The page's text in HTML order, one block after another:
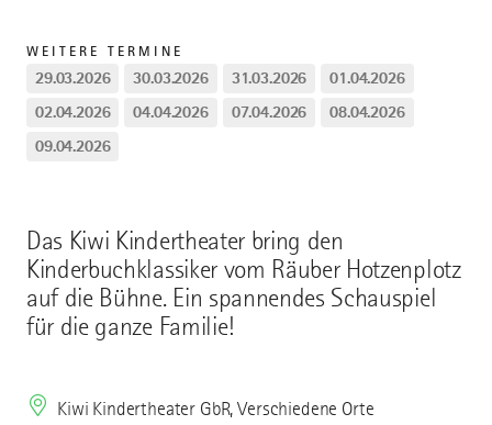
Das Kiwi Kindertheater bring den
Kinderbuchklassiker vom Räuber Hotzenplotz
auf die Bühne. Ein spannendes Schauspiel
für die ganze Familie!
Kiwi Kindertheater GbR, Verschiedene Orte
WEITERE TERMINE
29.03.2026 30.03.2026 31.03.2026
01.04.2026
02.04.2026
04.04.2026 07.04.2026
08.04.2026
09.04.2026